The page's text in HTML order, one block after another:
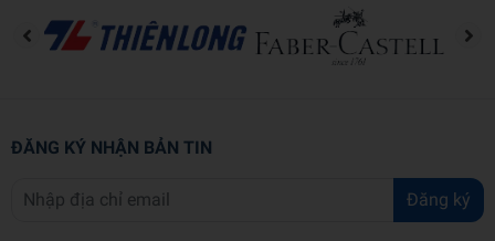
ĐĂNG KÝ NHẬN BẢN TIN
Đăng ký